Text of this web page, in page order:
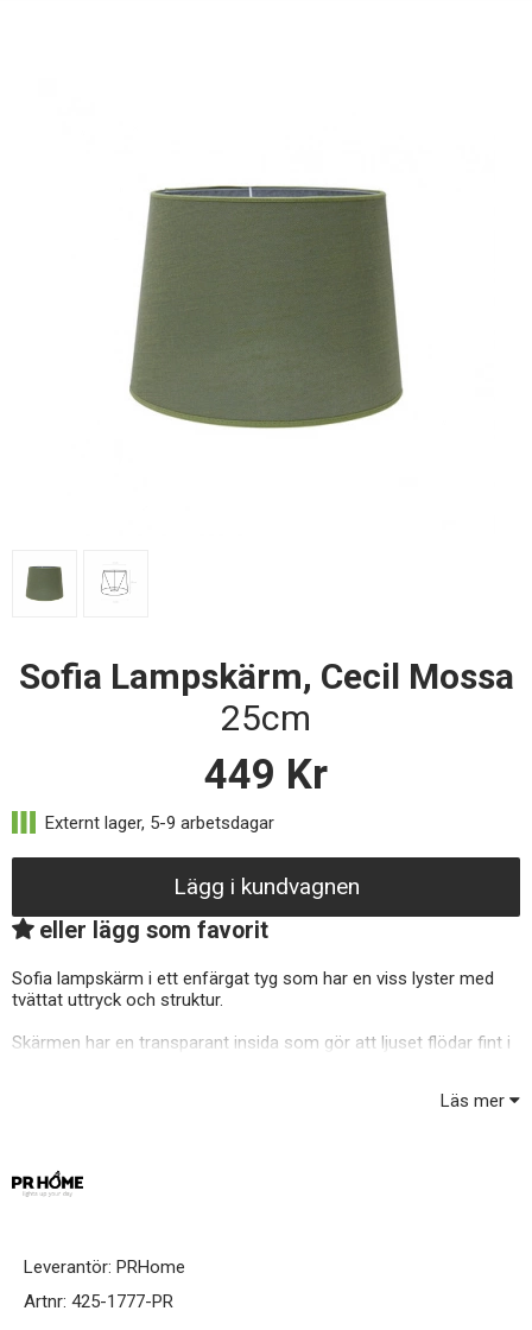
Sofia Lampskärm, Cecil Mossa
25cm
449 Kr
Lägg i kundvagnen
eller lägg som favorit
Sofia lampskärm i ett enfärgat tyg som har en viss lyster med
tvättat uttryck och struktur.
Skärmen har en transparant insida som gör att ljuset flödar fint i
Formen på skärmen är lätt utställd och har ett E27-fäste som
Tyget är certifierad enligt STANDARD 100 by OEKO-TEX.
Certifieringen garanterar att produkten är testad och fri från
Ljuskälla ingår ej / köps separat - rekommenderar gärna en
opal/matt ljuskälla för fin effekt.
Läs mer
Leverantör: PRHome
Artnr: 425-1777-PR